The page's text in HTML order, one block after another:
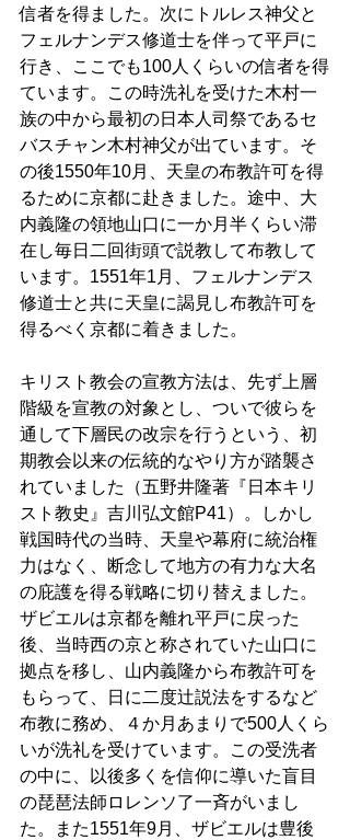
信者を得ました。次にトルレス神父と
フェルナンデス修道士を伴って平戸に
行き、ここでも100人くらいの信者を得
ています。この時洗礼を受けた木村一
族の中から最初の日本人司祭であるセ
バスチャン木村神父が出ています。そ
の後1550年10月、天皇の布教許可を得
るために京都に赴きました。途中、大
内義隆の領地山口に一か月半くらい滞
在し毎日二回街頭で説教して布教して
います。1551年1月、フェルナンデス
修道士と共に天皇に謁見し布教許可を
得るべく京都に着きました。
キリスト教会の宣教方法は、先ず上層
階級を宣教の対象とし、ついで彼らを
通して下層民の改宗を行うという、初
期教会以来の伝統的なやり方が踏襲さ
れていました（五野井隆著『日本キリ
スト教史』吉川弘文館P41）。しかし
戦国時代の当時、天皇や幕府に統治権
力はなく、断念して地方の有力な大名
の庇護を得る戦略に切り替えました。
ザビエルは京都を離れ平戸に戻った
後、当時西の京と称されていた山口に
拠点を移し、山内義隆から布教許可を
もらって、日に二度辻説法をするなど
布教に務め、４か月あまりで500人くら
いが洗礼を受けています。この受洗者
の中に、以後多くを信仰に導いた盲目
の琵琶法師ロレンソ了一斉がいまし
た。また1551年9月、ザビエルは豊後